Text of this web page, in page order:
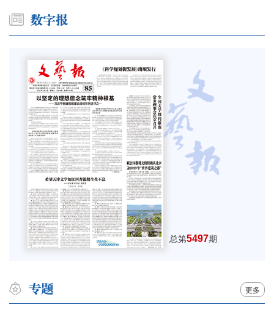
总第5497期
更多